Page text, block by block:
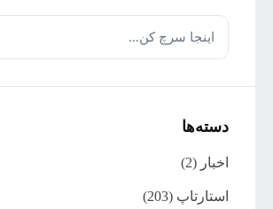
دسته‌ها
اخبار (2)
استارتاپ (203)